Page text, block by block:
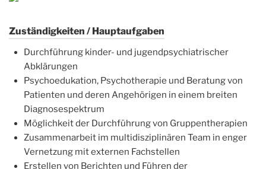
Zuständigkeiten / Hauptaufgaben
Durchführung kinder- und jugendpsychiatrischer
Abklärungen
Psychoedukation, Psychotherapie und Beratung von
Patienten und deren Angehörigen in einem breiten
Diagnosespektrum
Möglichkeit der Durchführung von Gruppentherapien
Zusammenarbeit im multidisziplinären Team in enger
Vernetzung mit externen Fachstellen
Erstellen von Berichten und Führen der